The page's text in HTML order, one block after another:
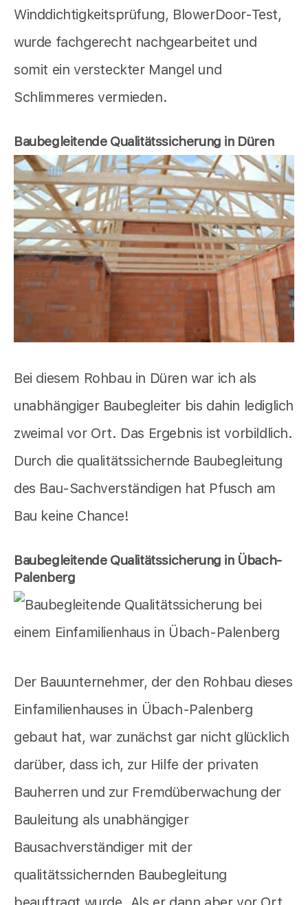
Winddichtigkeitsprüfung, BlowerDoor-Test,
wurde fachgerecht nachgearbeitet und
somit ein versteckter Mangel und
Schlimmeres vermieden.
Baubegleitende Qualitätssicherung in Düren
Bei diesem Rohbau in Düren war ich als
unabhängiger Baubegleiter bis dahin lediglich
zweimal vor Ort. Das Ergebnis ist vorbildlich.
Durch die qualitätssichernde Baubegleitung
des Bau-Sachverständigen hat Pfusch am
Bau keine Chance!
Baubegleitende Qualitätssicherung in Übach-
Palenberg
Der Bauunternehmer, der den Rohbau dieses
Einfamilienhauses in Übach-Palenberg
gebaut hat, war zunächst gar nicht glücklich
darüber, dass ich, zur Hilfe der privaten
Bauherren und zur Fremdüberwachung der
Bauleitung als unabhängiger
Bausachverständiger mit der
qualitätssichernden Baubegleitung